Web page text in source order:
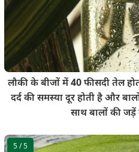
लौकी के बीजों में 40 फीसदी तेल
दर्द की समस्या दूर होती है और
साथ बालों की
5/ 5